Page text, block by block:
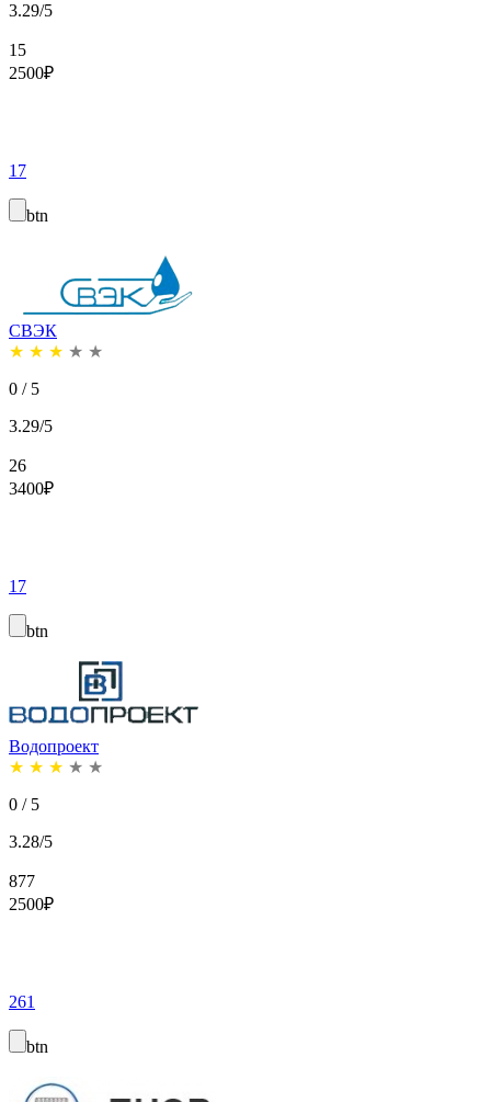
3.29/5
15
2500₽
17
btn
СВЭК
★ ★ ★ ★ ★
0 / 5
3.29/5
26
3400₽
17
btn
Водопроект
★ ★ ★ ★ ★
0 / 5
3.28/5
877
2500₽
261
btn